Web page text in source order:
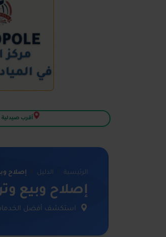
أقرب صيدلية
الرئيسية الدليل إصلاح
إصلاح وبيع
استكشف أفضل الخدمات